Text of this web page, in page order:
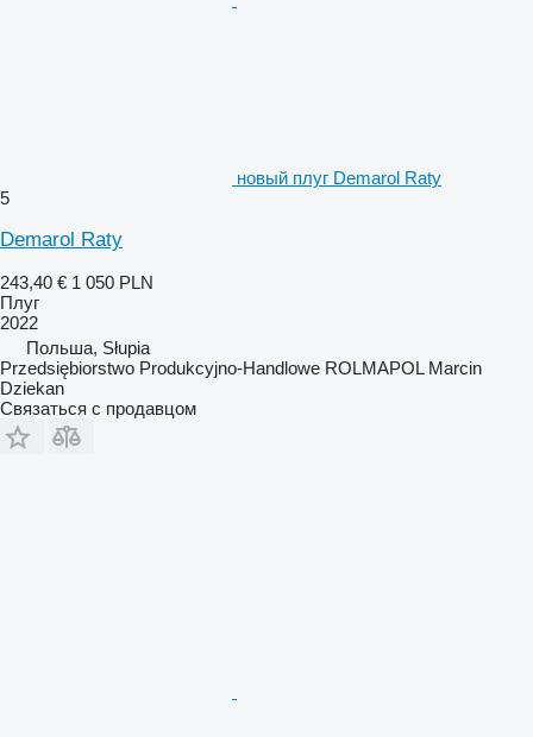
новый плуг Demarol Raty
5
Demarol Raty
243,40 € 1 050 PLN
Плуг
2022
Польша, Słupia
Przedsiębiorstwo Produkcyjno-Handlowe ROLMAPOL Marcin
Dziekan
Связаться с продавцом